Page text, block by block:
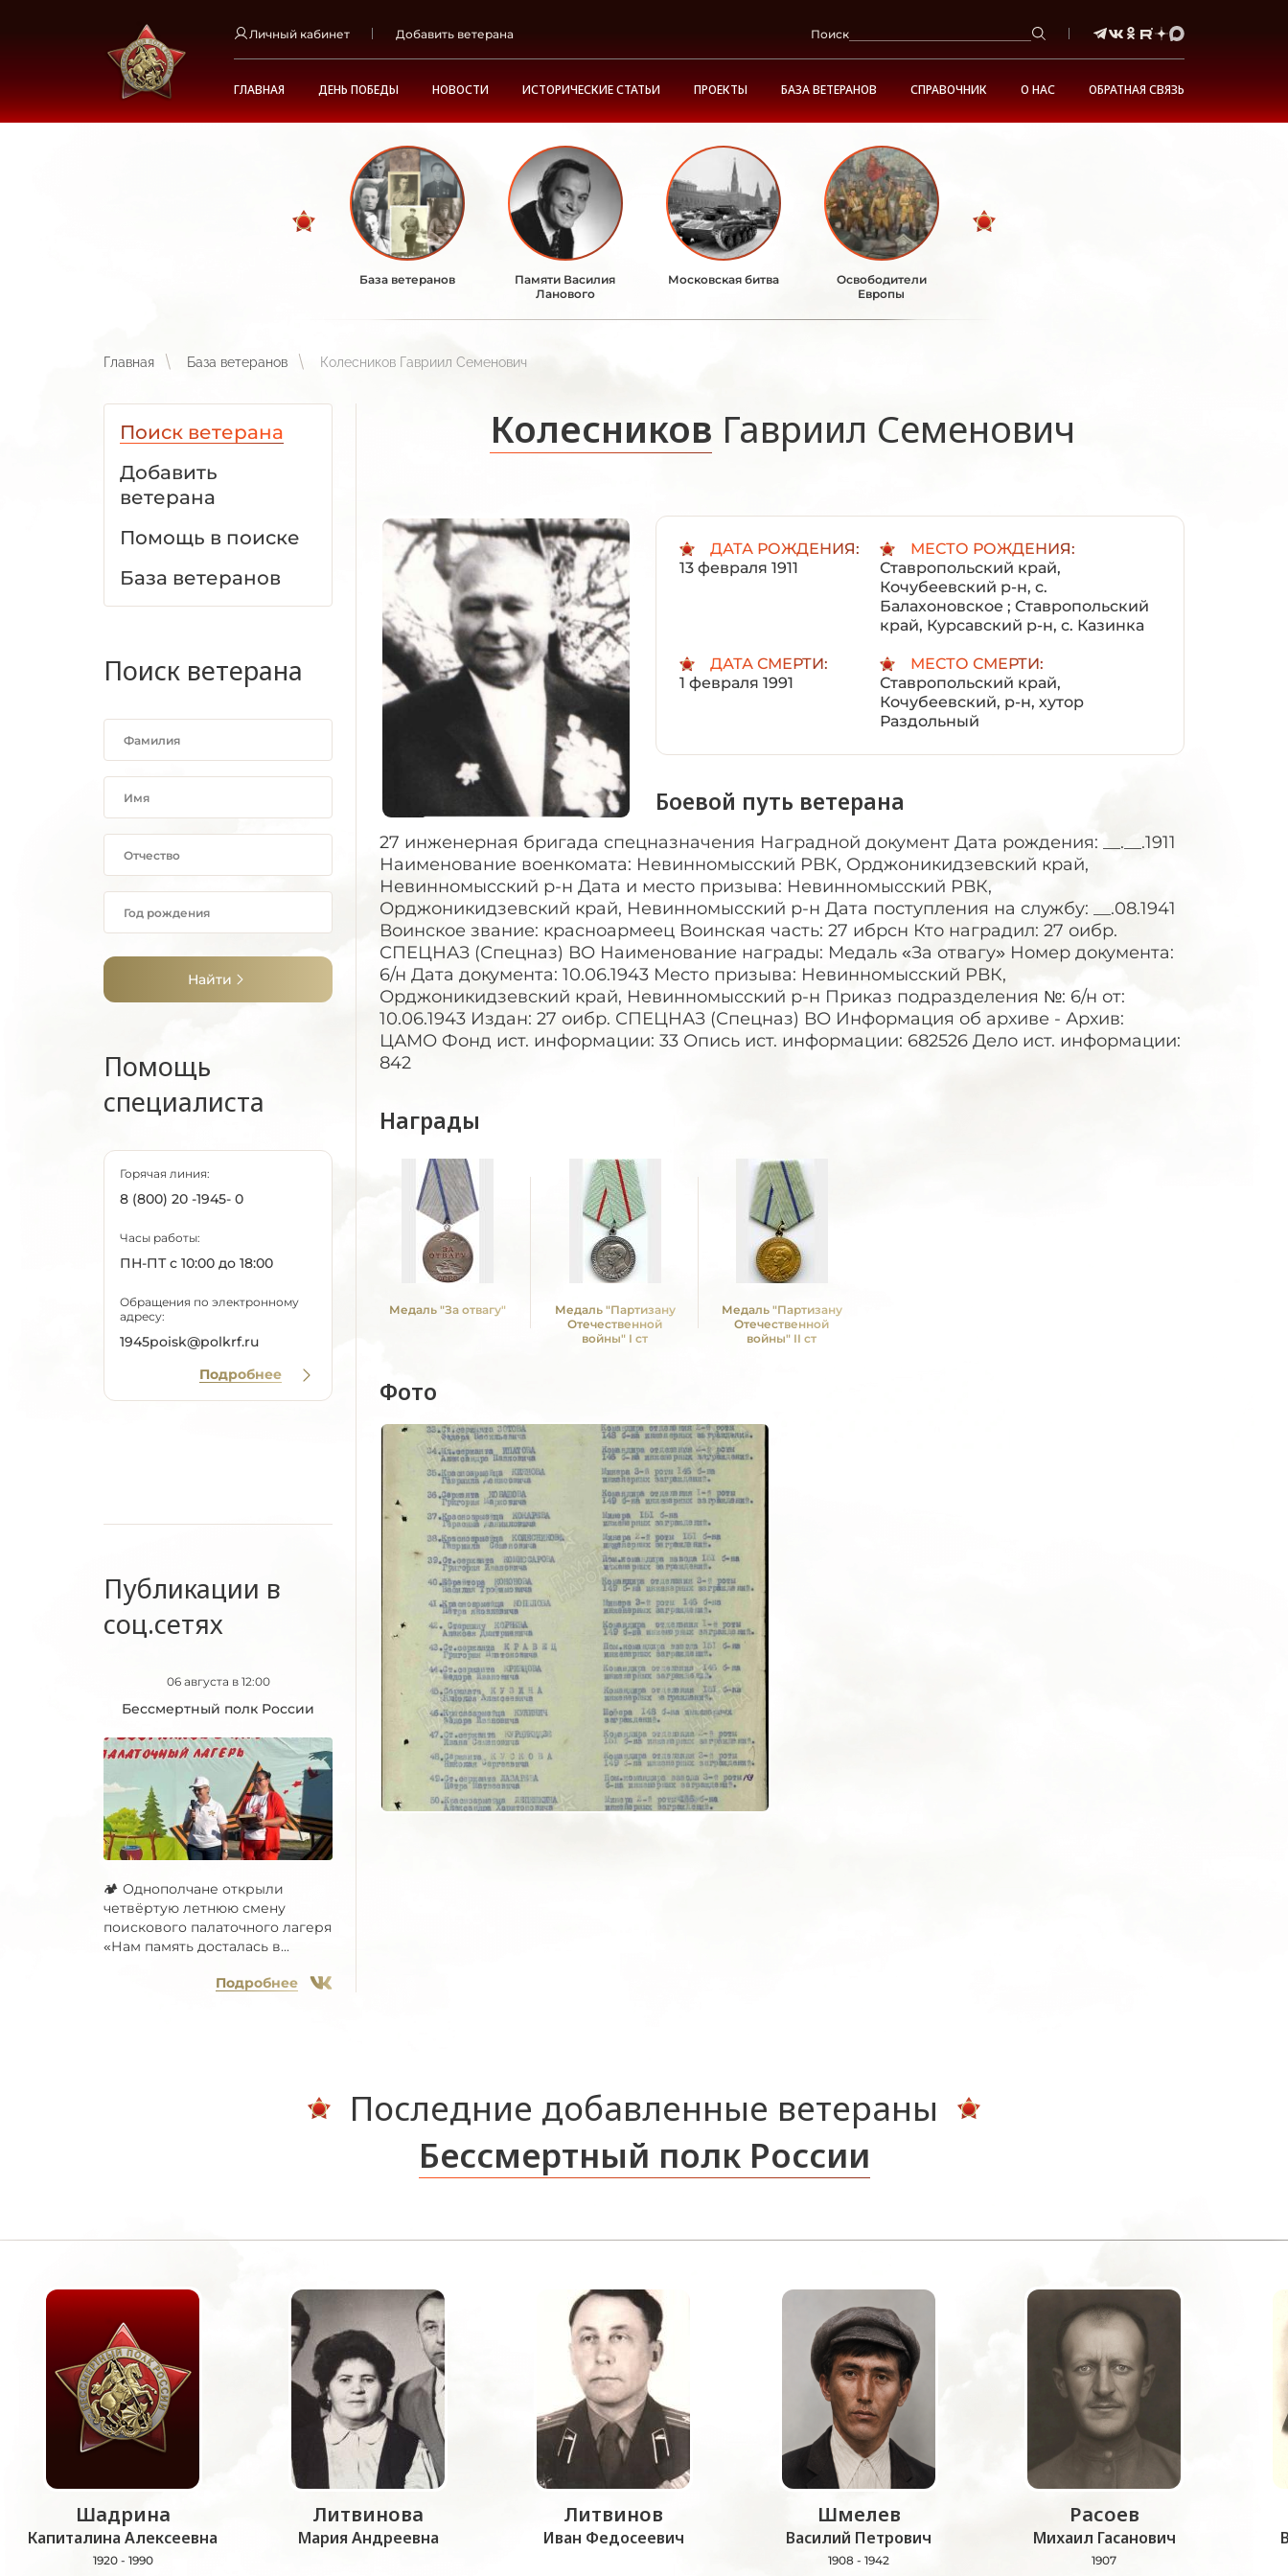
Личный кабинет Добавить ветерана Поиск
ГЛАВНАЯ ДЕНЬ ПОБЕДЫ НОВОСТИ ИСТОРИЧЕСКИЕ СТАТЬИ ПРОЕКТЫ БАЗА ВЕТЕРАНОВ СПРАВОЧНИК О НАС ОБРАТНАЯ СВЯЗЬ
База ветеранов
Памяти Василия
Ланового
Московская битва
Освободители
Европы
Главная База ветеранов Колесников Гавриил Семенович
Поиск ветерана
Добавить
ветерана
Помощь в поиске
База ветеранов
Поиск ветерана
Найти
Помощь
специалиста
Горячая линия:
8 (800) 20 -1945- 0
Часы работы:
ПН-ПТ с 10:00 до 18:00
Обращения по электронному
адресу:
1945poisk@polkrf.ru
Подробнее
Публикации в
соц.сетях
06 августа в 12:00
Бессмертный полк России
🏕 Однополчане открыли
четвёртую летнюю смену
поискового палаточного лагеря
«Нам память досталась в...
Подробнее
Колесников Гавриил Семенович
ДАТА РОЖДЕНИЯ:
13 февраля 1911
МЕСТО РОЖДЕНИЯ:
Ставропольский край,
Кочубеевский р-н, с.
Балахоновское ; Ставропольский
край, Курсавский р-н, с. Казинка
ДАТА СМЕРТИ:
1 февраля 1991
МЕСТО СМЕРТИ:
Ставропольский край,
Кочубеевский, р-н, хутор
Раздольный
Боевой путь ветерана
27 инженерная бригада спецназначения Наградной документ Дата рождения: __.__.1911
Наименование военкомата: Невинномысский РВК, Орджоникидзевский край,
Невинномысский р-н Дата и место призыва: Невинномысский РВК,
Орджоникидзевский край, Невинномысский р-н Дата поступления на службу: __.08.1941
Воинское звание: красноармеец Воинская часть: 27 ибрсн Кто наградил: 27 оибр.
СПЕЦНАЗ (Спецназ) ВО Наименование награды: Медаль «За отвагу» Номер документа:
6/н Дата документа: 10.06.1943 Место призыва: Невинномысский РВК,
Орджоникидзевский край, Невинномысский р-н Приказ подразделения №: 6/н от:
10.06.1943 Издан: 27 оибр. СПЕЦНАЗ (Спецназ) ВО Информация об архиве - Архив:
ЦАМО Фонд ист. информации: 33 Опись ист. информации: 682526 Дело ист. информации:
842
Награды
Медаль "За отвагу"
Медаль "Партизану
Отечественной
войны" I ст
Медаль "Партизану
Отечественной
войны" II ст
Фото
Последние добавленные ветераны
Бессмертный полк России
Шадрина
Капиталина Алексеевна
1920 - 1990
Литвинова
Мария Андреевна
Литвинов
Иван Федосеевич
Шмелев
Василий Петрович
1908 - 1942
Расоев
Михаил Гасанович
1907